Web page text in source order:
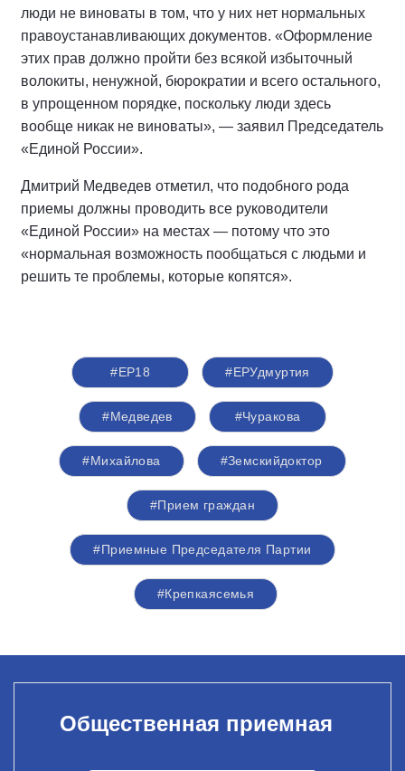
люди не виноваты в том, что у них нет нормальных
правоустанавливающих документов. «Оформление
этих прав должно пройти без всякой избыточный
волокиты, ненужной, бюрократии и всего остального,
в упрощенном порядке, поскольку люди здесь
вообще никак не виноваты», — заявил Председатель
«Единой России».
Дмитрий Медведев отметил, что подобного рода
приемы должны проводить все руководители
«Единой России» на местах — потому что это
«нормальная возможность пообщаться с людьми и
решить те проблемы, которые копятся».
#ЕР18 #ЕРУдмуртия
#Медведев #Чуракова
#Михайлова #Земскийдоктор
#Прием граждан
#Приемные Председателя Партии
#Крепкаясемья
Общественная приемная